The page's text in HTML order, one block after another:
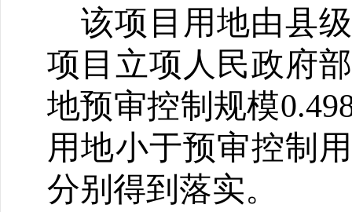
该项目用地由县
项目立项人民政府
地预审控制规模
用地小于预审控制
分别得到落实。